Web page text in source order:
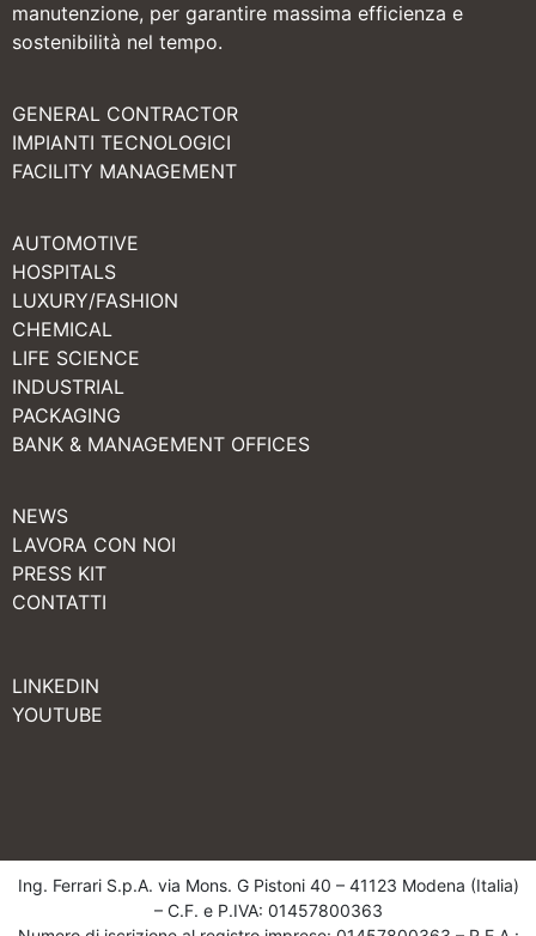
manutenzione, per garantire massima efficienza e
sostenibilità nel tempo.
GENERAL CONTRACTOR
IMPIANTI TECNOLOGICI
FACILITY MANAGEMENT
AUTOMOTIVE
HOSPITALS
LUXURY/FASHION
CHEMICAL
LIFE SCIENCE
INDUSTRIAL
PACKAGING
BANK & MANAGEMENT OFFICES
NEWS
LAVORA CON NOI
PRESS KIT
CONTATTI
LINKEDIN
YOUTUBE
Ing. Ferrari S.p.A. via Mons. G Pistoni 40 – 41123 Modena (Italia)
– C.F. e P.IVA: 01457800363